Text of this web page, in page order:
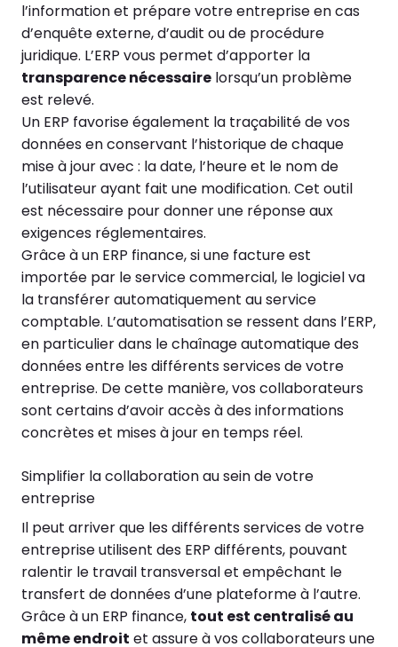
l’information et prépare votre entreprise en cas
d’enquête externe, d’audit ou de procédure
juridique. L’ERP vous permet d’apporter la
transparence nécessaire lorsqu’un problème
est relevé.
Un ERP favorise également la traçabilité de vos
données en conservant l’historique de chaque
mise à jour avec : la date, l’heure et le nom de
l’utilisateur ayant fait une modification. Cet outil
est nécessaire pour donner une réponse aux
exigences réglementaires.
Grâce à un ERP finance, si une facture est
importée par le service commercial, le logiciel va
la transférer automatiquement au service
comptable. L’automatisation se ressent dans l’ERP,
en particulier dans le chaînage automatique des
données entre les différents services de votre
entreprise. De cette manière, vos collaborateurs
sont certains d’avoir accès à des informations
concrètes et mises à jour en temps réel.
Simplifier la collaboration au sein de votre
entreprise
Il peut arriver que les différents services de votre
entreprise utilisent des ERP différents, pouvant
ralentir le travail transversal et empêchant le
transfert de données d’une plateforme à l’autre.
Grâce à un ERP finance, tout est centralisé au
même endroit et assure à vos collaborateurs une